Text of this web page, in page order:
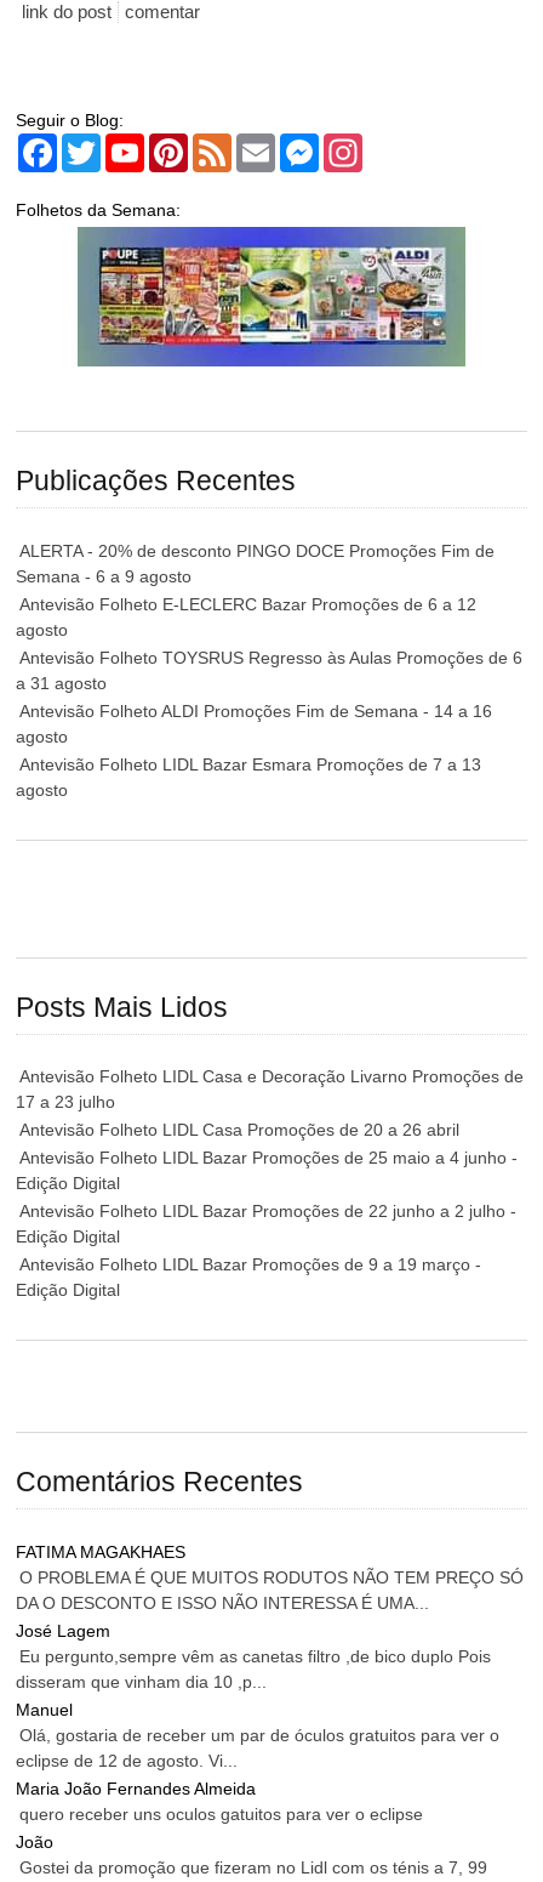
link do post comentar
Seguir o Blog:
Facebook
TwitterYouTubePinterest
Feed Email Messenger
Folhetos da Semana:
Publicações Recentes
ALERTA - 20% de desconto PINGO DOCE Promoções Fim de
Semana - 6 a 9 agosto
Antevisão Folheto E-LECLERC Bazar Promoções de 6 a 12
agosto
Antevisão Folheto TOYSRUS Regresso às Aulas Promoções de 6
a 31 agosto
Antevisão Folheto ALDI Promoções Fim de Semana - 14 a 16
agosto
Antevisão Folheto LIDL Bazar Esmara Promoções de 7 a 13
agosto
Posts Mais Lidos
Antevisão Folheto LIDL Casa e Decoração Livarno Promoções de
17 a 23 julho
Antevisão Folheto LIDL Casa Promoções de 20 a 26 abril
Antevisão Folheto LIDL Bazar Promoções de 25 maio a 4 junho -
Edição Digital
Antevisão Folheto LIDL Bazar Promoções de 22 junho a 2 julho -
Edição Digital
Antevisão Folheto LIDL Bazar Promoções de 9 a 19 março -
Edição Digital
Comentários Recentes
FATIMA MAGAKHAES
O PROBLEMA É QUE MUITOS RODUTOS NÃO TEM PREÇO SÓ
DA O DESCONTO E ISSO NÃO INTERESSA É UMA...
José Lagem
Eu pergunto,sempre vêm as canetas filtro ,de bico duplo Pois
disseram que vinham dia 10 ,p...
Manuel
Olá, gostaria de receber um par de óculos gratuitos para ver o
eclipse de 12 de agosto. Vi...
Maria João Fernandes Almeida
quero receber uns oculos gatuitos para ver o eclipse
João
Gostei da promoção que fizeram no Lidl com os ténis a 7, 99